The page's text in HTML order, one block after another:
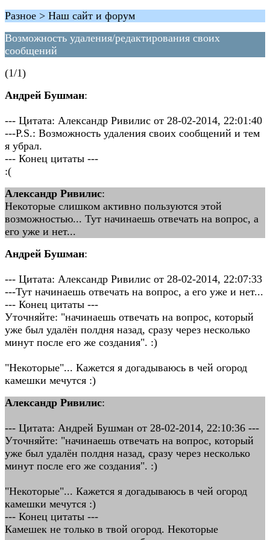
Разное > Наш сайт и форум
Возможность удаления/редактирования своих
сообщений
(1/1)
Андрей Бушман:
--- Цитата: Александр Ривилис от 28-02-2014, 22:01:40
---P.S.: Возможность удаления своих сообщений и тем
я убрал.
--- Конец цитаты ---
:(
Александр Ривилис:
Некоторые слишком активно пользуются этой
возможностью... Тут начинаешь отвечать на вопрос, а
его уже и нет...
Андрей Бушман:
--- Цитата: Александр Ривилис от 28-02-2014, 22:07:33
---Тут начинаешь отвечать на вопрос, а его уже и нет...
--- Конец цитаты ---
Уточняйте: "начинаешь отвечать на вопрос, который
уже был удалён полдня назад, сразу через несколько
минут после его же создания". :)
"Некоторые"... Кажется я догадываюсь в чей огород
камешки мечутся :)
Александр Ривилис:
--- Цитата: Андрей Бушман от 28-02-2014, 22:10:36 ---
Уточняйте: "начинаешь отвечать на вопрос, который
уже был удалён полдня назад, сразу через несколько
минут после его же создания". :)
"Некоторые"... Кажется я догадываюсь в чей огород
камешки мечутся :)
--- Конец цитаты ---
Камешек не только в твой огород. Некоторые